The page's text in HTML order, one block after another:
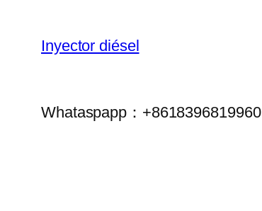
Inyector diésel
Whataspapp：+8618396819960